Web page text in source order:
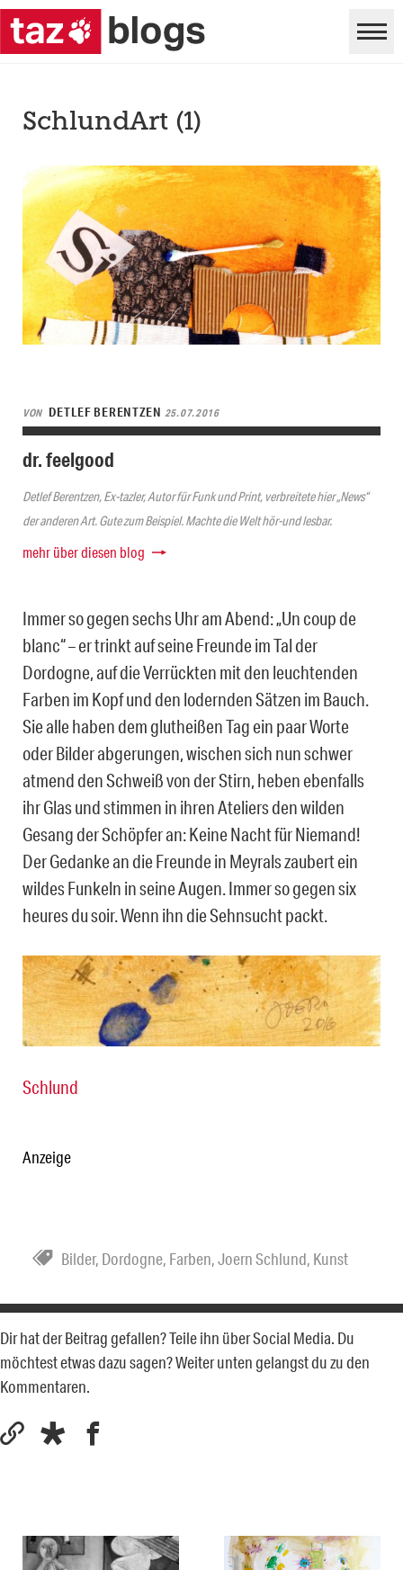
SchlundArt (1)
VON DETLEF BERENTZEN 25.07.2016
dr. feelgood
Detlef Berentzen, Ex-tazler, Autor für Funk und Print, verbreitete hier „News“
der anderen Art. Gute zum Beispiel. Machte die Welt hör-und lesbar.
mehr über diesen blog
Immer so gegen sechs Uhr am Abend: „Un coup de
blanc“ – er trinkt auf seine Freunde im Tal der
Dordogne, auf die Verrückten mit den leuchtenden
Farben im Kopf und den lodernden Sätzen im Bauch.
Sie alle haben dem glutheißen Tag ein paar Worte
oder Bilder abgerungen, wischen sich nun schwer
atmend den Schweiß von der Stirn, heben ebenfalls
ihr Glas und stimmen in ihren Ateliers den wilden
Gesang der Schöpfer an: Keine Nacht für Niemand!
Der Gedanke an die Freunde in Meyrals zaubert ein
wildes Funkeln in seine Augen. Immer so gegen six
heures du soir. Wenn ihn die Sehnsucht packt.
Schlund
Anzeige
Bilder, Dordogne, Farben,Joern Schlund, Kunst
Dir hat der Beitrag gefallen? Teile ihn über Social Media. Du
möchtest etwas dazu sagen? Weiter unten gelangst du zu den
Kommentaren.